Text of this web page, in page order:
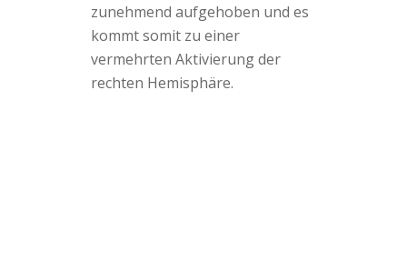
zunehmend aufgehoben und es
kommt somit zu einer
vermehrten Aktivierung der
rechten Hemisphäre.